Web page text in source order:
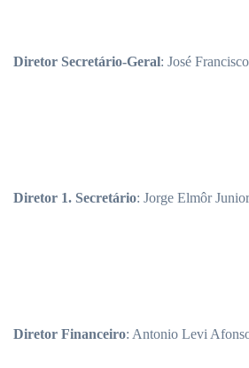
Diretor Secretário-Geral: José
Diretor 1. Secretário: Jorge Elmôr Junior
Diretor Financeiro: Antonio Levi